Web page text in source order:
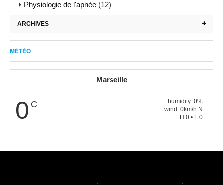
Physiologie de l'apnée (12)
ARCHIVES
MÉTÉO
Marseille
0 C
humidity: 0%
wind: 0km/h N
H 0 • L 0